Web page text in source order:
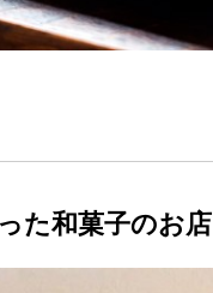
た和菓子のお店